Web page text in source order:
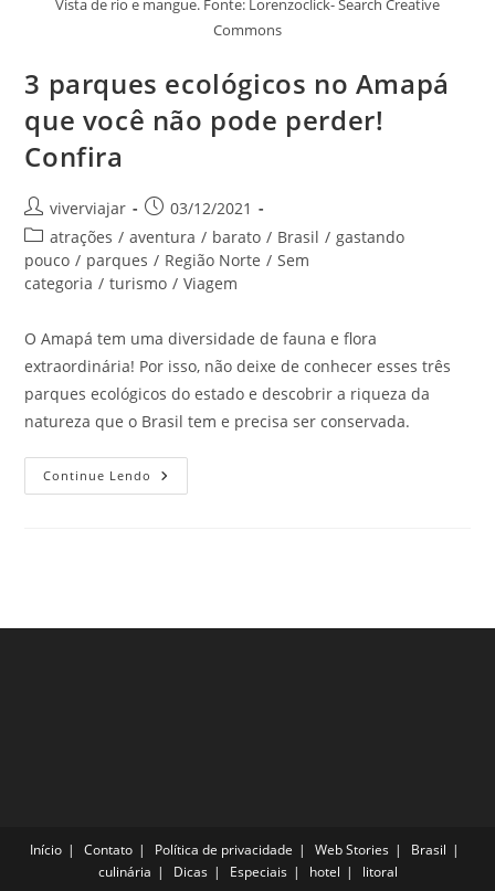
Vista de rio e mangue. Fonte: Lorenzoclick- Search Creative
Commons
3 parques ecológicos no Amapá
que você não pode perder!
Confira
Autor
do
post:
viverviajar
Post
publicado:
03/12/2021
Categoria
do
post:
atrações / aventura / barato / Brasil / gastando
pouco / parques / Região Norte / Sem
categoria / turismo / Viagem
O Amapá tem uma diversidade de fauna e flora
extraordinária! Por isso, não deixe de conhecer esses três
parques ecológicos do estado e descobrir a riqueza da
natureza que o Brasil tem e precisa ser conservada.
Continue Lendo
Parques
Confira
Início Contato Política de privacidade Web Stories
Brasil
culinária
Dicas Especiais hotel litoral